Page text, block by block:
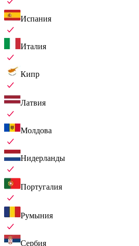
Испания
Италия
Кипр
Латвия
Молдова
Нидерланды
Португалия
Румыния
Сербия